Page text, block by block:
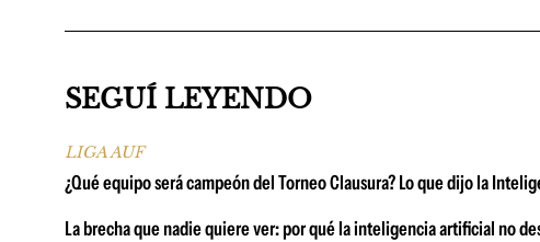
SEGUÍ LEYENDO
LIGA AUF
¿Qué equipo será campeón del Torneo Clausura? Lo que dijo la
La brecha que nadie quiere ver: por qué la inteligencia artificial no